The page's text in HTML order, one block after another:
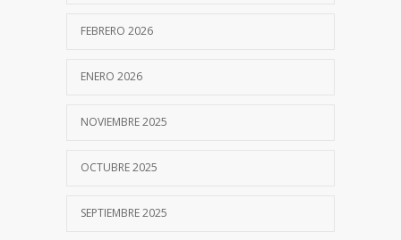
FEBRERO 2026
ENERO 2026
NOVIEMBRE 2025
OCTUBRE 2025
SEPTIEMBRE 2025